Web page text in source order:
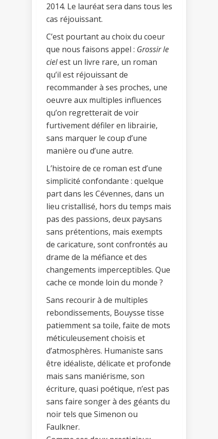
2014. Le lauréat sera dans tous les
cas réjouissant.
C’est pourtant au choix du coeur
que nous faisons appel : Grossir le
cielest un livre rare, un roman
qu’il est réjouissant de
recommander à ses proches, une
oeuvre aux multiples influences
qu’on regretterait de voir
furtivement défiler en librairie,
sans marquer le coup d’une
manière ou d’une autre.
L’histoire de ce roman est d’une
simplicité confondante : quelque
part dans les Cévennes, dans un
lieu cristallisé, hors du temps mais
pas des passions, deux paysans
sans prétentions, mais exempts
de caricature, sont confrontés au
drame de la méfiance et des
changements imperceptibles. Que
cache ce monde loin du monde ?
Sans recourir à de multiples
rebondissements, Bouysse tisse
patiemment sa toile, faite de mots
méticuleusement choisis et
d’atmosphères. Humaniste sans
être idéaliste, délicate et profonde
mais sans maniérisme, son
écriture, quasi poétique, n’est pas
sans faire songer à des géants du
noir tels que Simenon ou
Faulkner.